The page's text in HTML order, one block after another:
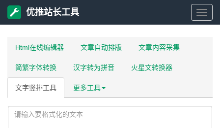
优
优推站长工具
Html在线编辑器 文章自动排版 文章内容采集
简繁字体转换 汉字转为拼音 火星文转换器
文字竖排工具 更多工具